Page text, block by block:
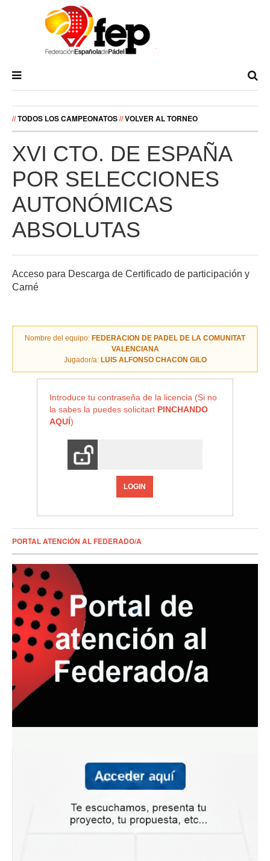
//TODOS LOS CAMPEONATOS//VOLVER AL TORNEO
XVI CTO. DE ESPAÑA
POR SELECCIONES
AUTONÓMICAS
ABSOLUTAS
Acceso para Descarga de Certificado de participación y
Carné
Nombre del equipo: FEDERACION DE PADEL DE LA COMUNITAT
VALENCIANA
Jugador/a: LUIS ALFONSO CHACON GILO
Introduce tu contraseña de la licencia (Si no
la sabes la puedes solicitart PINCHANDO
AQUÍ)
LOGIN
PORTAL ATENCIÓN AL FEDERADO/A